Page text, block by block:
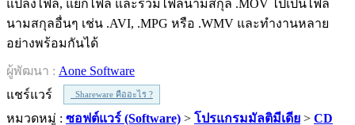
แปลงไฟล์, แยกไฟล์ และรวมไฟล์นามสกุล .MOV ไปเป็นไฟล์
นามสกุลอื่นๆ เช่น .AVI, .MPG หรือ .WMV และทำงานหลาย
อย่างพร้อมกันได้
ผู้พัฒนา : Aone Software
แชร์แวร์
Shareware คืออะไร ?
หมวดหมู่ : ซอฟต์แวร์ (Software) > โปรแกรมมัลติมีเดีย > CD